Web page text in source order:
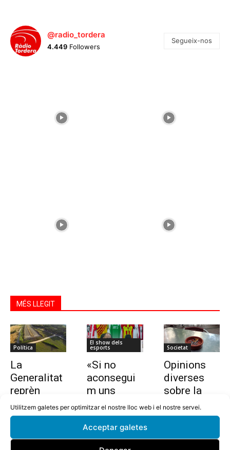
Utilitzem galetes per optimitzar el nostre lloc web i el nostre servei.
Acceptar galetes
@radio_tordera
4.449 Followers
Segueix-nos
MÉS LLEGIT
Política
La
Generalitat
reprèn
l’estudi per
allargar la
Tordera
El show dels
esports
«Si no
aconsegui
m uns
10.000
euros en
dues
setmanes,
Societat
Opinions
diverses
sobre la
nova llei
que vol
fumar a les